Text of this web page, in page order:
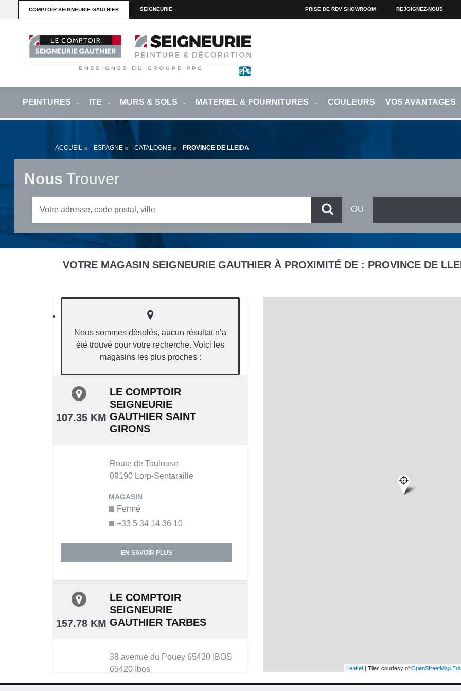
COMPTOIR SEIGNEURIE GAUTHIER SEIGNEURIE PRISE DE RDV SHOWROOM REJOIGNEZ-NOUS
PEINTURES ITE MURS & SOLS MATERIEL & FOURNITURES COULEURS VOS AVANTAGES
ACCUEIL ESPAGNE CATALOGNE PROVINCE DE LLEIDA
Nous Trouver
VOTRE MAGASIN SEIGNEURIE GAUTHIER À PROXIMITÉ DE : PROVINCE DE
Nous sommes désolés, aucun résultat n’a
été trouvé pour votre recherche. Voici les
magasins les plus proches :
107.35 KM
LE COMPTOIR
SEIGNEURIE
GAUTHIER SAINT
GIRONS
Route de Toulouse
09190 Lorp-Sentaraille
+33 5 34 14 36 10
Fermé
EN SAVOIR PLUS
157.78 KM
LE COMPTOIR
SEIGNEURIE
GAUTHIER TARBES
38 avenue du Pouey 65420 IBOS
65420 Ibos Leaflet | Tiles courtesy ofOpenStreetMap